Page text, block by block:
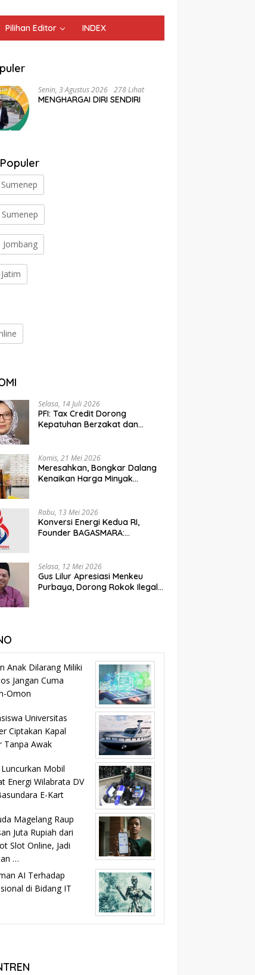
Pilihan Editor INDEX
Senin, 3 Agustus 2026 278 Lihat
MENGHARGAI DIRI SENDIRI
Jombang
Selasa, 14 Juli 2026
PFI: Tax Credit Dorong
Kepatuhan Berzakat dan
Kamis, 21 Mei 2026
Meresahkan, Bongkar Dalang
Kenaikan Harga Minyak
Rabu, 13 Mei 2026
Konversi Energi Kedua RI,
Founder BAGASMARA:
Selasa, 12 Mei 2026
Gus Lilur Apresiasi Menkeu
Purbaya, Dorong Rokok Ilegal
Anak Dilarang Miliki
Jangan Cuma
Omon
Universitas
Ciptakan Kapal
Tanpa Awak
Luncurkan Mobil
Energi Wilabrata DV
E-Kart
Magelang Raup
Juta Rupiah dari
Slot Online, Jadi
…
AI Terhadap
di Bidang IT